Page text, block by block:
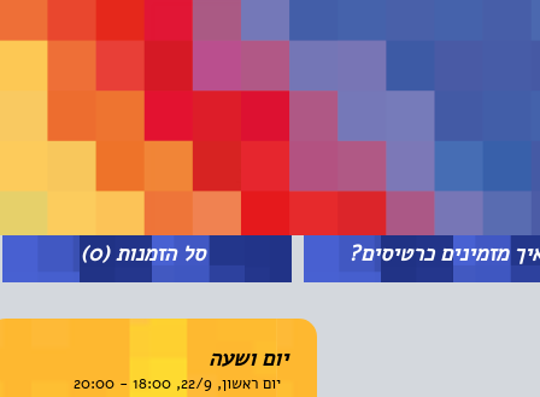
כרטיסים? סל הזמנות(0)
יום ושעה
יום ראשון, 22/9, 18:00 - 20:00